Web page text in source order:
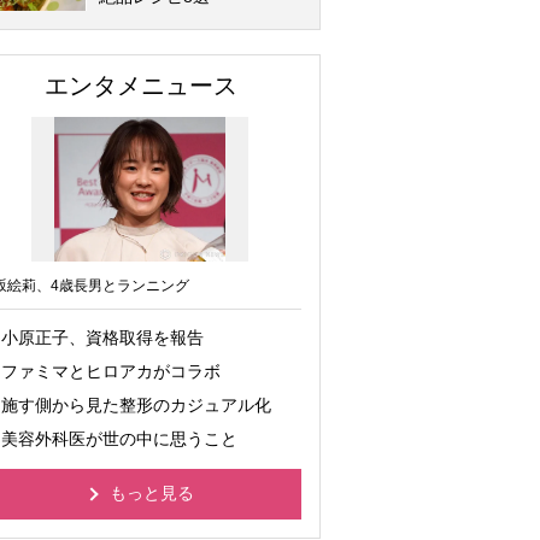
エンタメニュース
絵莉、4歳長男とランニング
小原正子、資格取得を報告
ファミマとヒロアカがコラボ
施す側から見た整形のカジュアル化
美容外科医が世の中に思うこと
もっと見る